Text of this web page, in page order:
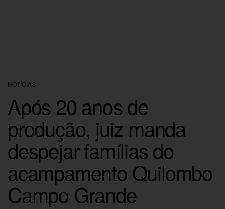
NOTÍCIAS
Após 20 anos de
produção, juiz manda
despejar famílias do
acampamento Quilombo
Campo Grande